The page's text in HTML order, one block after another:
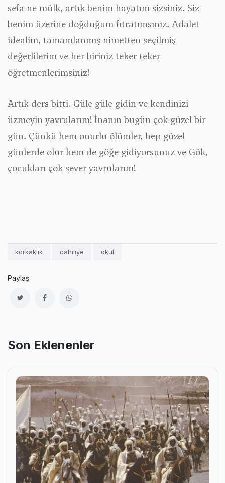
sefa ne mülk, artık benim hayatım sizsiniz. Siz
benim üzerine doğduğum fıtratımsınız. Adalet
idealim, tamamlanmış nimetten seçilmiş
değerlilerim ve her biriniz teker teker
öğretmenlerimsiniz!
Artık ders bitti. Güle güle gidin ve kendinizi
üzmeyin yavrularım! İnanın bugün çok güzel bir
gün. Çünkü hem onurlu ölümler, hep güzel
günlerde olur hem de göğe gidiyorsunuz ve Gök,
çocukları çok sever yavrularım!
korkaklık cahiliye okul
Paylaş
Son Eklenenler